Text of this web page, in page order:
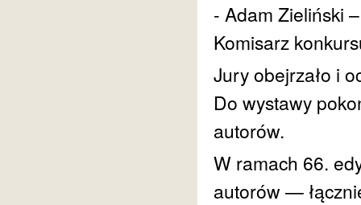
- Adam Zieliński
Komisarz
Jury obejrzało i
Do wystawy
autorów.
W ramach 66.
autorów —